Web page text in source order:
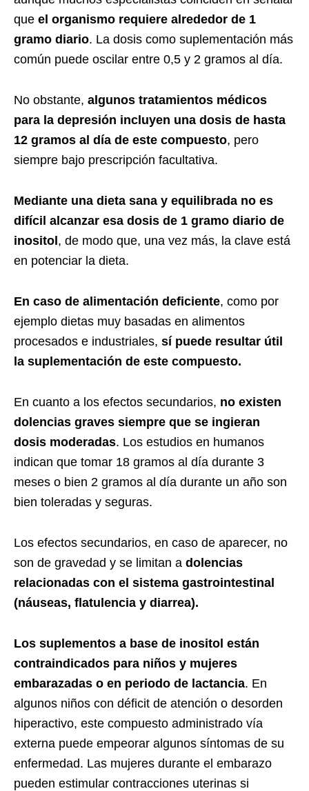
que el organismo requiere alrededor de 1
gramo diario. La dosis como suplementación más
común puede oscilar entre 0,5 y 2 gramos al día.
No obstante, algunos tratamientos médicos
para la depresión incluyen una dosis de hasta
12 gramos al día de este compuesto, pero
siempre bajo prescripción facultativa.
Mediante una dieta sana y equilibrada no es
difícil alcanzar esa dosis de 1 gramo diario de
inositol, de modo que, una vez más, la clave está
en potenciar la dieta.
En caso de alimentación deficiente, como por
ejemplo dietas muy basadas en alimentos
procesados e industriales, sí puede resultar útil
la suplementación de este compuesto.
En cuanto a los efectos secundarios, no existen
dolencias graves siempre que se ingieran
dosis moderadas. Los estudios en humanos
indican que tomar 18 gramos al día durante 3
meses o bien 2 gramos al día durante un año son
bien toleradas y seguras.
Los efectos secundarios, en caso de aparecer, no
son de gravedad y se limitan a dolencias
relacionadas con el sistema gastrointestinal
(náuseas, flatulencia y diarrea).
Los suplementos a base de inositol están
contraindicados para niños y mujeres
embarazadas o en periodo de lactancia. En
algunos niños con déficit de atención o desorden
hiperactivo, este compuesto administrado vía
externa puede empeorar algunos síntomas de su
enfermedad. Las mujeres durante el embarazo
pueden estimular contracciones uterinas si